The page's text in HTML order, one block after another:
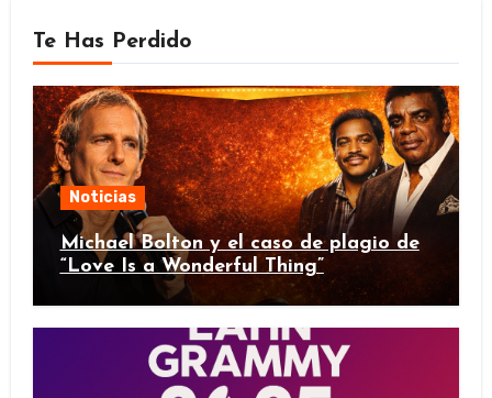
Te Has Perdido
Noticias
Michael Bolton y el caso de plagio de
“Love Is a Wonderful Thing”